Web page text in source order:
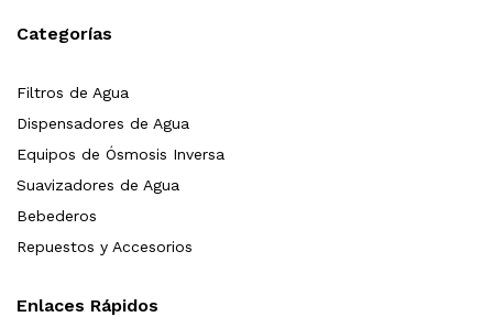
Categorías
Filtros de Agua
Dispensadores de Agua
Equipos de Ósmosis Inversa
Suavizadores de Agua
Bebederos
Repuestos y Accesorios
Enlaces Rápidos